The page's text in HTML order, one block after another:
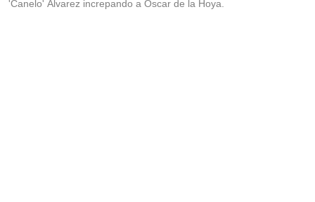
'Canelo' Álvarez increpando a Oscar de la Hoya.